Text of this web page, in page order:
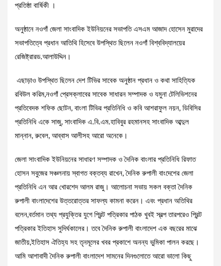
প্রতিষ্ঠা বার্ষিকী ।
অনুষ্ঠানে নওগাঁ জেলা সাংবাদিক ইউনিয়নের সভাপতি এসএম আজাদ হোসেন মুরাদের
সভাপতিত্বে প্রধান আতিথি হিসেবে উপস্থিত ছিলেন নওগাঁ বিশ্ববিদ্যালয়ের
রেজিষ্ট্রারড.আলাউদ্দিন।
এছাড়াও উপস্থিত ছিলেন দেশ টিভির সাবেক অনুষ্ঠান প্রধান ও কথা সাহিত্যিক
রবিউল করিম,নওগাঁ প্রেসক্লাবের সাবেক সাধারন সম্পাদক ও যমুনা টেলিভিশনের
প্রতিবেদক শফিক ছোটন, বাংলা টিভির প্রতিনিধি ও কবি আশরাফুল নয়ন, ডিবিসির
প্রতিনিধি একে সাজু, সাংবাদিক এ.বি.এম.হাবিবুর রহমানসহ সাংবাদিক আব্দুল
মান্নান, রুবেল, আব্বাস আলীসহ আরো অনেকে।
জেলা সাংবাদিক ইউনিয়নের সাধারণ সম্পাদক ও দৈনিক বাংলার প্রতিনিধি রিফাত
হোসন সবুজের সঞ্চলনায় স্বাগত বক্তব্য রাখেন, দৈনিক রুপালী বাংদেশের জেলা
প্রতিনিধি এন আর খোরশেদ আলম রাজু। আলোচনা সভায় সকল বক্তা দৈনিক
রুপালী বাংলাদেশের উত্তরোত্তর সাফল্য কামনা করেন। এবং প্রধান অতিথির
বলেন,বর্তমান তথ্য প্রযুক্তির যুগে প্রিন্ট পত্রিকার পাঠক খুবই স্বল্প তারপরেও প্রিন্ট
পত্রিকার ইতিহাস সুদির্ঘকালের। তবে দৈনিক রুপালী বাংলাদেশ এক বছরের মাঝে
জাতীয়,ইতিহাস ঐতিহ্য সহ তৃনমূলের খবর প্রকাশে অনন্য ভুমিকা পালন করছে।
আমি আশাবাদী দৈনিক রুপালী বাংলাদেশ সামনের দিনগুলোতে আরো ভালো কিছু